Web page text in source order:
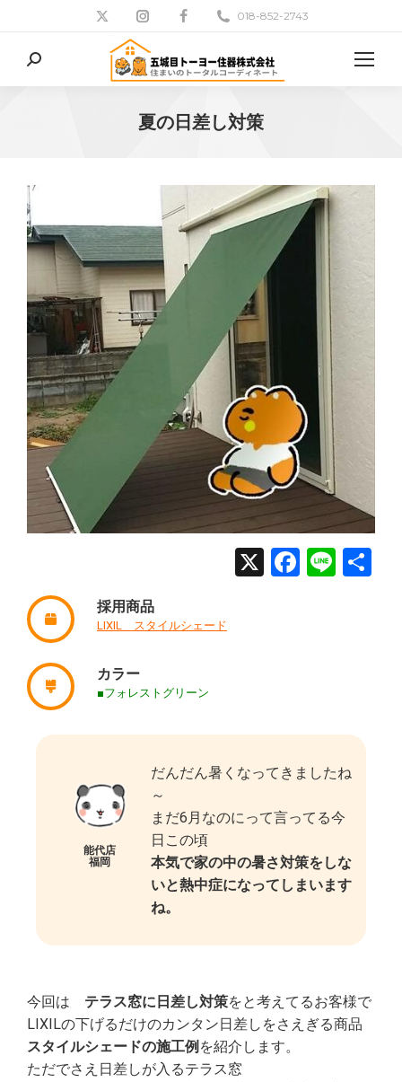
018-852-2743
検
索:
夏の日差し対策
X Line
採用商品
LIXIL スタイルシェード
カラー
■フォレストグリーン
能代店
福岡
だんだん暑くなってきましたね
～
まだ6月なのにって言ってる今
日この頃
本気で家の中の暑さ対策をしな
いと熱中症になってしまいます
ね。
今回は テラス窓に日差し対策をと考えてるお客様で
LIXILの下げるだけのカンタン日差しをさえぎる商品
スタイルシェードの施工例 を紹介します。
ただでさえ日差しが入るテラス窓